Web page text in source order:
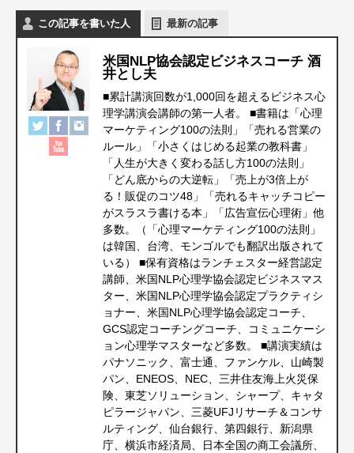
この記事を書いた人 最新の記事
米国NLP協会認定ビジネスコーチ 酒
井とし夫
■累計講演回数が1,000回を超えるビジネス心
理学講演会講師の第一人者。 ■書籍は「心理
マーケティング100の法則」「売れる営業の
ルール」「小さくはじめる起業の教科書」
「人生が大きく変わる話し方100の法則」
「どん底からの大逆転」「売上が3倍上が
る！販促のコツ48」「売れるキャッチコピー
がスラスラ書ける本」「広告宣伝心理術」他
多数。（「心理マーケティング100の法則」
は韓国、台湾、モンゴルでも翻訳出版されて
いる） ■保有資格はランチェスター経営認定
講師、米国NLP心理学協会認定ビジネスマス
ター、米国NLP心理学協会認定プラクティシ
ョナー、米国NLP心理学協会認定コーチ、
GCS認定コーチングコーチ、コミュニケーシ
ョン心理学マスターなど多数。 ■講演実績は
パナソニック、富士通、ファンケル、山崎製
パン、ENEOS、NEC、三井住友海上火災保
険、東芝ソリューション、シャープ、キャタ
ピラージャパン、三菱UFJリサーチ＆コンサ
ルティング、仙台銀行、第四銀行、新潟県
庁、横浜市経済局、日本全国の商工会議所、